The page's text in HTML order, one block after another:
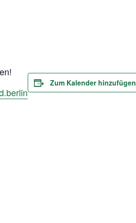
Zum Kalender hinzufügen